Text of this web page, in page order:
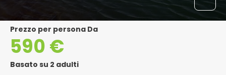
Prezzo per persona Da
590 €
Basato su 2 adulti